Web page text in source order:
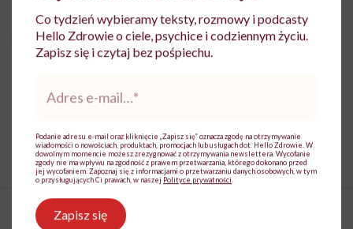
Udostępnij
Powiązane tematy:
Odchudzanie skuteczne odchudzanie waga
Co tydzień wybieramy teksty, rozmowy i podcasty
Hello Zdrowie o ciele, psychice i codziennym życiu.
Zapisz się i czytaj bez pośpiechu.
mail*
Podanie adresu e-mail oraz kliknięcie „Zapisz się” oznacza zgodę na otrzymywanie
wiadomości o nowościach, produktach, promocjach lub usługach dot. Hello Zdrowie. W
dowolnym momencie możesz zrezygnować z otrzymywania newslettera. Wycofanie
zgody nie ma wpływu na zgodność z prawem przetwarzania, którego dokonano przed
jej wycofaniem. Zapoznaj się z informacjami o przetwarzaniu danych osobowych, w tym
o przysługujących Ci prawach, w naszej Polityce prywatności
Zapisz się